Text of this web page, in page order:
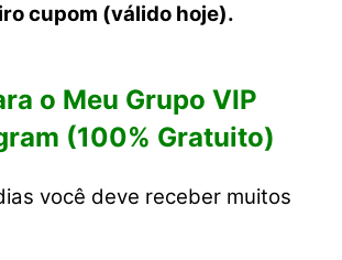
cupom (válido hoje).
o Meu Grupo VIP
(100% Gratuito)
você deve receber muitos